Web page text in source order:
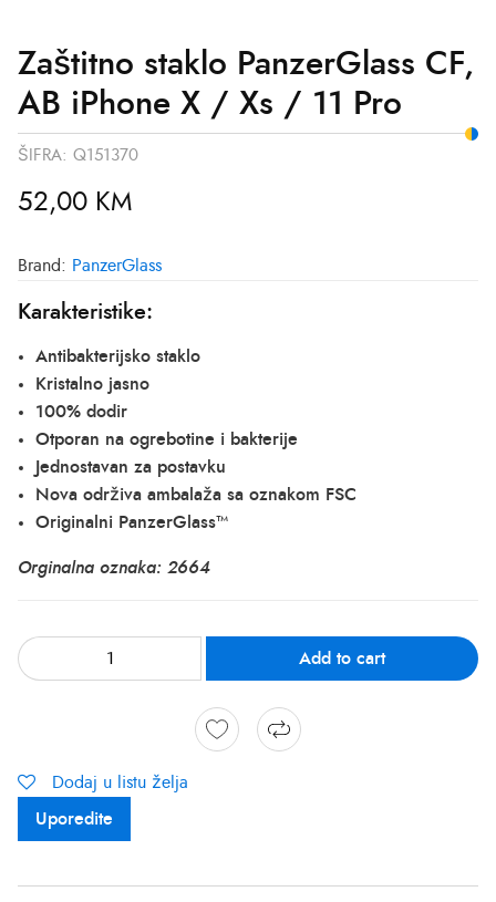
Zaštitno staklo PanzerGlass CF,
AB iPhone X / Xs / 11 Pro
ŠIFRA: Q151370
52,00 KM
Brand: PanzerGlass
Karakteristike:
Antibakterijsko staklo
Kristalno jasno
100% dodir
Otporan na ogrebotine i bakterije
Jednostavan za postavku
Nova održiva ambalaža sa oznakom FSC
Originalni PanzerGlass™
Orginalna oznaka: 2664
Add to cart
Dodaj u listu želja
Uporedite